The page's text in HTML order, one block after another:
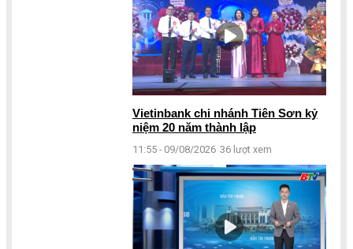
Vietinbank chi nhánh Tiên Sơn kỷ
niệm 20 năm thành lập
11:55 - 09/08/2026 36 lượt xem